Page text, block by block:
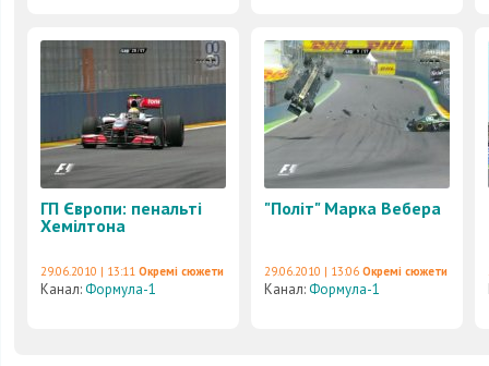
ГП Європи: пенальті
Хемілтона
29.06.2010 | 13:11 Окремі сюжети
Канал:Формула-1
"Політ" Марка Вебера
29.06.2010 | 13:06 Окремі сюжети
Канал:Формула-1